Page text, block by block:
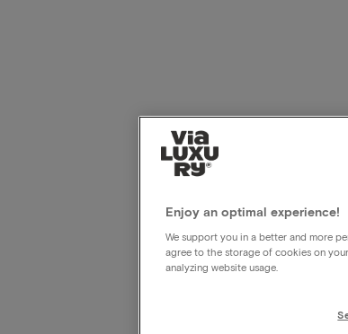
Enjoy an optimal experience!
We support you in a better and more
agree to the storage of cookies on
analyzing website usage.